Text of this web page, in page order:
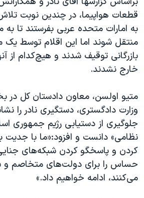
قطعات هواپیما، در چندین نوبت تلاش
به امارات متحده عربی بفرستند تا به
منتقل شوند اما این اقلام توسط یک
بازرگانی توقیف شدند و هیچ‌کدام از
خارج نشدند.
متیو اولسن، معاون دادستان کل
وزارت دادگستری، دستگیری نادر را
جلوگیری از دستیابی رژیم جمهوری
نظامی» دانست و افزود:«ما با
کردن و پاسخگو کردن شبکه‌های
حساس را برای دولت‌های متخاصم و
می‌کنند، ادامه خواهیم داد.»